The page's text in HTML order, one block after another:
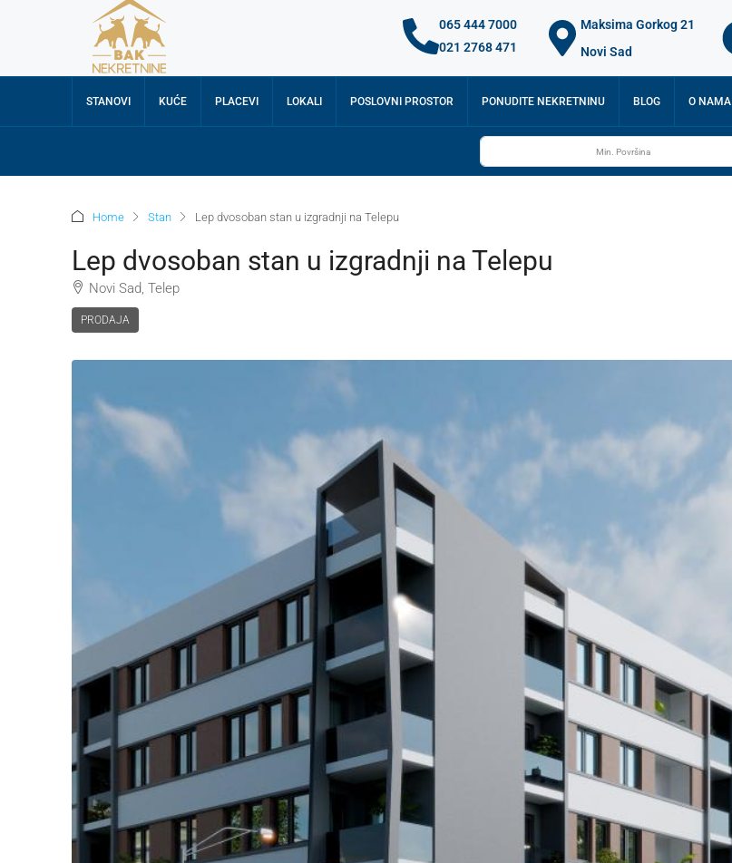
065 444 7000
021 2768 471
Maksima Gorkog 21
Novi Sad
STANOVI KUĆE PLACEVI LOKALI POSLOVNI PROSTOR PONUDITE NEKRETNINU BLOG O NAMA
Home Stan Lep dvosoban stan u izgradnji na Telepu
Lep dvosoban stan u izgradnji na Telepu
Novi Sad, Telep
PRODAJA